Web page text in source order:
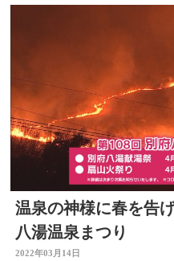
温泉の神様に春を告
八湯温泉まつり
2022年03月14日